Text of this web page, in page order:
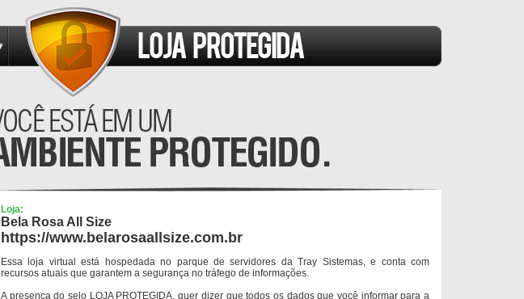
Loja:
Bela Rosa All Size
https://www.belarosaallsize.com.br
Essa loja virtual está hospedada no parque de servidores da Tray Sistemas, e conta com
recursos atuais que garantem a segurança no tráfego de informações.
A presença do selo LOJA PROTEGIDA, quer dizer que todos os dados que você informar para a